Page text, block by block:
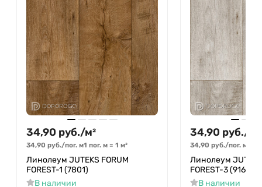
34,90 руб./м²
34,90 руб./пог. м1 пог. м = 1 м²
Линолеум JUTEKS FORUM
FOREST-1 (7801)
В наличии
34,90 руб./
34,90 руб./пог. м
Линолеум
FOREST-3 (916L)
В наличии